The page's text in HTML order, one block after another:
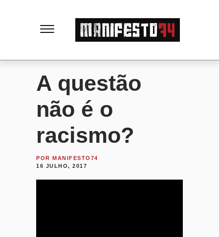
M
a
n
f
e
s
A questão
não é o
racismo?
POR MANIFESTO74
16 JULHO, 2017